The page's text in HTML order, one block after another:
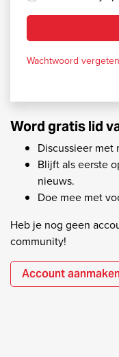
Wachtwoord
Word gratis lid
Discussieer met
Blijft als eerste
nieuws.
Doe mee met
Heb je nog geen
community!
Account